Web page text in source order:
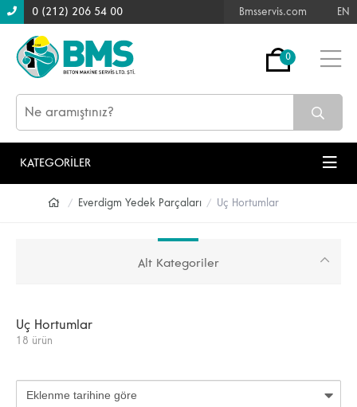
0 (212) 206 54 00 Bmsservis.com EN
0
KATEGORİLER
Everdigm Yedek Parçaları Uç Hortumlar
Alt Kategoriler
Uç Hortumlar
18 ürün